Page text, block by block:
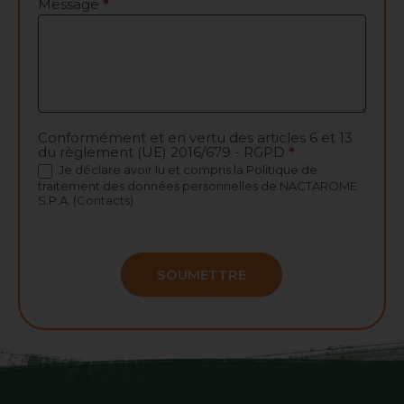
Message *
Conformément et en vertu des articles 6 et 13
du règlement (UE) 2016/679 - RGPD *
Je déclare avoir lu et compris la Politique de
traitement des données personnelles de NACTAROME
S.P.A. (Contacts)
SOUMETTRE